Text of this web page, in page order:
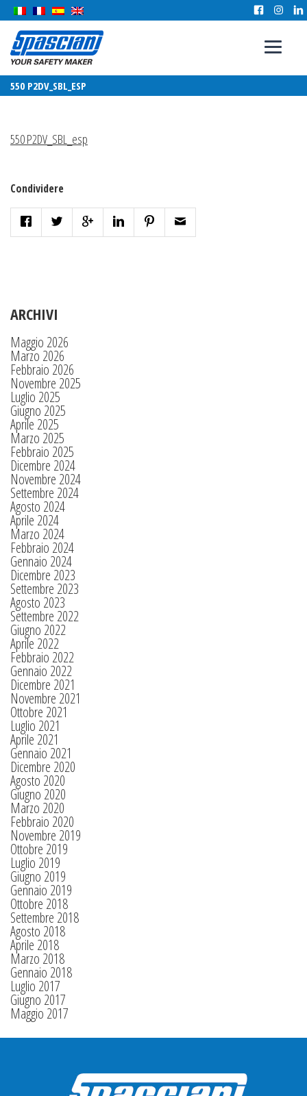
550 P2DV_SBL_ESP
550 P2DV_SBL_esp
Condividere
ARCHIVI
Maggio 2026
Marzo 2026
Febbraio 2026
Novembre 2025
Luglio 2025
Giugno 2025
Aprile 2025
Marzo 2025
Febbraio 2025
Dicembre 2024
Novembre 2024
Settembre 2024
Agosto 2024
Aprile 2024
Marzo 2024
Febbraio 2024
Gennaio 2024
Dicembre 2023
Settembre 2023
Agosto 2023
Settembre 2022
Giugno 2022
Aprile 2022
Febbraio 2022
Gennaio 2022
Dicembre 2021
Novembre 2021
Ottobre 2021
Luglio 2021
Aprile 2021
Gennaio 2021
Dicembre 2020
Agosto 2020
Giugno 2020
Marzo 2020
Febbraio 2020
Novembre 2019
Ottobre 2019
Luglio 2019
Giugno 2019
Gennaio 2019
Ottobre 2018
Settembre 2018
Agosto 2018
Aprile 2018
Marzo 2018
Gennaio 2018
Luglio 2017
Giugno 2017
Maggio 2017